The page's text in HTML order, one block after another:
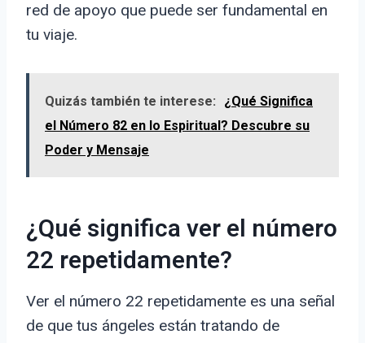
red de apoyo que puede ser fundamental en
tu viaje.
Quizás también te interese:
¿Qué Significa
el Número 82 en lo Espiritual? Descubre su
Poder y Mensaje
¿Qué significa ver el número
22 repetidamente?
Ver el número 22 repetidamente es una señal
de que tus ángeles están tratando de